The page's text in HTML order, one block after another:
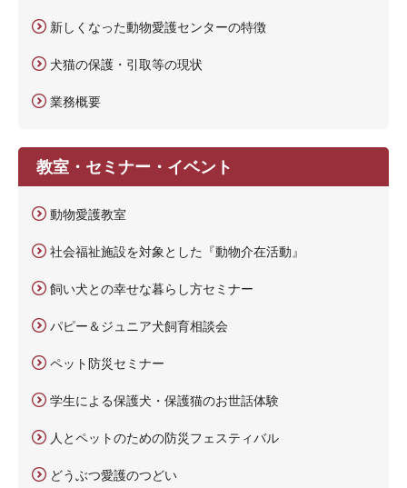
新しくなった動物愛護センターの特徴
犬猫の保護・引取等の現状
業務概要
教室・セミナー・イベント
動物愛護教室
社会福祉施設を対象とした『動物介在活動』
飼い犬との幸せな暮らし方セミナー
パピー＆ジュニア犬飼育相談会
ペット防災セミナー
学生による保護犬・保護猫のお世話体験
人とペットのための防災フェスティバル
どうぶつ愛護のつどい